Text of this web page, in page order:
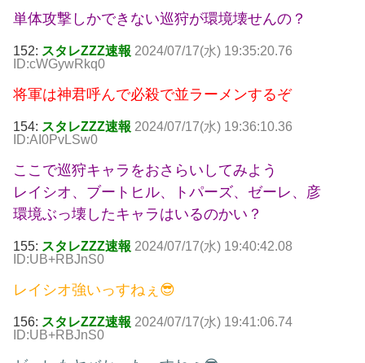
単体攻撃しかできない巡狩が環境壊せんの？
152: スタレZZZ速報 2024/07/17(水) 19:35:20.76
ID:cWGywRkq0
将軍は神君呼んで必殺で並ラーメンするぞ
154: スタレZZZ速報 2024/07/17(水) 19:36:10.36
ID:AI0PvLSw0
ここで巡狩キャラをおさらいしてみよう
レイシオ、ブートヒル、トパーズ、ゼーレ、彦
環境ぶっ壊したキャラはいるのかい？
155: スタレZZZ速報 2024/07/17(水) 19:40:42.08
ID:UB+RBJnS0
レイシオ強いっすねぇ😎
156: スタレZZZ速報 2024/07/17(水) 19:41:06.74
ID:UB+RBJnS0